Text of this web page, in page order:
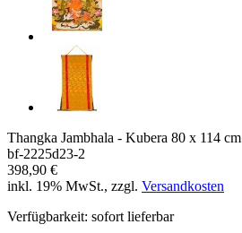
Thangka Jambhala - Kubera 80 x 114 cm
bf-2225d23-2
398,90 €
inkl. 19% MwSt., zzgl. Versandkosten
Verfügbarkeit: sofort lieferbar